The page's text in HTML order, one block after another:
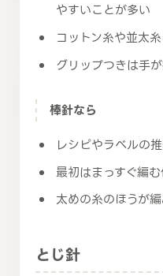
やすいことが多い
コットン糸や並太
グリップつきは手
棒針なら
レシピやラベルの
最初はまっすぐ編
太めの糸のほうが
とじ針